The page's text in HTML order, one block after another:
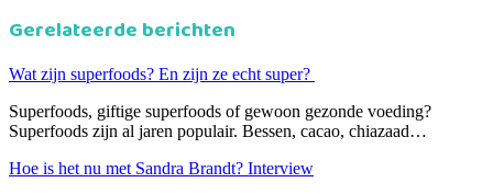
Gerelateerde berichten
Wat zijn superfoods? En zijn ze echt super?
Superfoods, giftige superfoods of gewoon gezonde voeding?
Superfoods zijn al jaren populair. Bessen, cacao, chiazaad…
Hoe is het nu met Sandra Brandt? Interview